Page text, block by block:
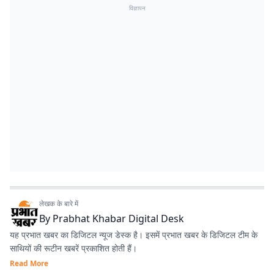
विज्ञापन
लेखक के बारे में
By Prabhat Khabar Digital Desk
यह प्रभात खबर का डिजिटल न्यूज डेस्क है। इसमें प्रभात खबर के डिजिटल टीम के
साथियों की रूटीन खबरें प्रकाशित होती हैं।
Read More